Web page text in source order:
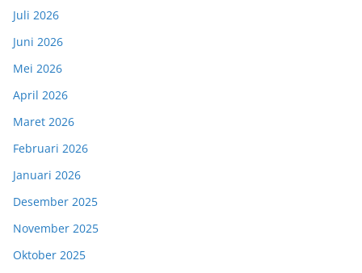
Juli 2026
Juni 2026
Mei 2026
April 2026
Maret 2026
Februari 2026
Januari 2026
Desember 2025
November 2025
Oktober 2025